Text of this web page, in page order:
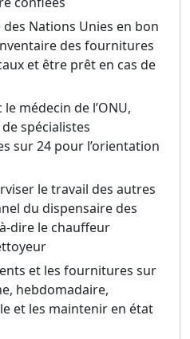
Nations Unies en bon
des fournitures
et être prêt en cas de
médecin de l’ONU,
spécialistes
sur 24 pour l’orientation
le travail des autres
du dispensaire des
dire le chauffeur
et les fournitures sur
hebdomadaire,
et les maintenir en état